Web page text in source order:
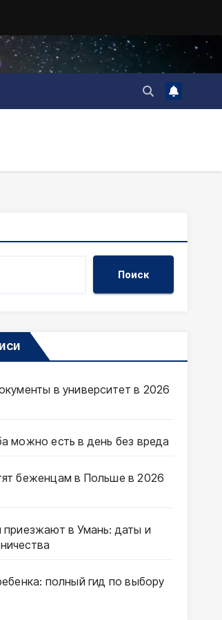
Поиск
в университет в 2026
можно есть в день без вреда
беженцам в Польше в 2026
приезжают в Умань: даты и
полный гид по выбору